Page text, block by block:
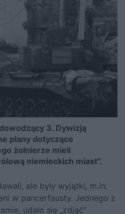
3. Dywizją
plany dotyczące
żołnierze mieli
niemieckich miast”.
ale były wyjątki, m.in.
w pancerfausty. Jednego z
udało się „zdjąć”